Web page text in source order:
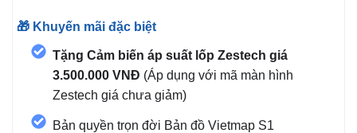
🎁 Khuyến mãi đặc biệt
Tặng Cảm biến áp suất lốp Zestech giá
3.500.000 VNĐ (Áp dụng với mã màn hình
Zestech giá chưa giảm)
Bản quyền trọn đời Bản đồ Vietmap S1